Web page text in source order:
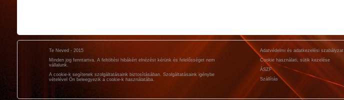
Te Neved - 2015
Minden jog fenntartva. A feltöltési hibákért elnézést kérünk és felelősséget nem
vállalunk.
A cookie-k segítenek szolgáltatásaink biztosításában. Szolgáltatásaink igénybe
vételével Ön beleegyezik a cookie-k használatába.
Adatvédelmi és adatkezelési szabályzat
Cookie használati, sütik kezelése
ÁSZF
Szállítás